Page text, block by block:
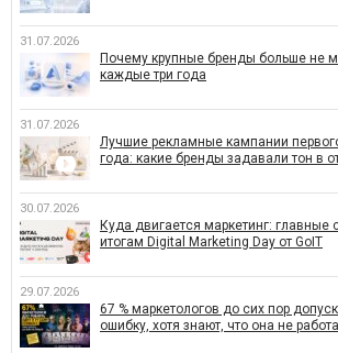
31.07.2026
Почему крупные бренды больше не
каждые три года
31.07.2026
Лучшие рекламные кампании
года: какие бренды задавали тон в
30.07.2026
Куда двигается маркетинг: главные
итогам Digital Marketing Day от GoIT
29.07.2026
67 % маркетологов до сих пор
ошибку, хотя знают, что она не